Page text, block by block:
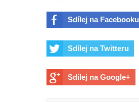
Sdílej na Facebooku
Sdílej na Twitteru
Sdílej na Google+